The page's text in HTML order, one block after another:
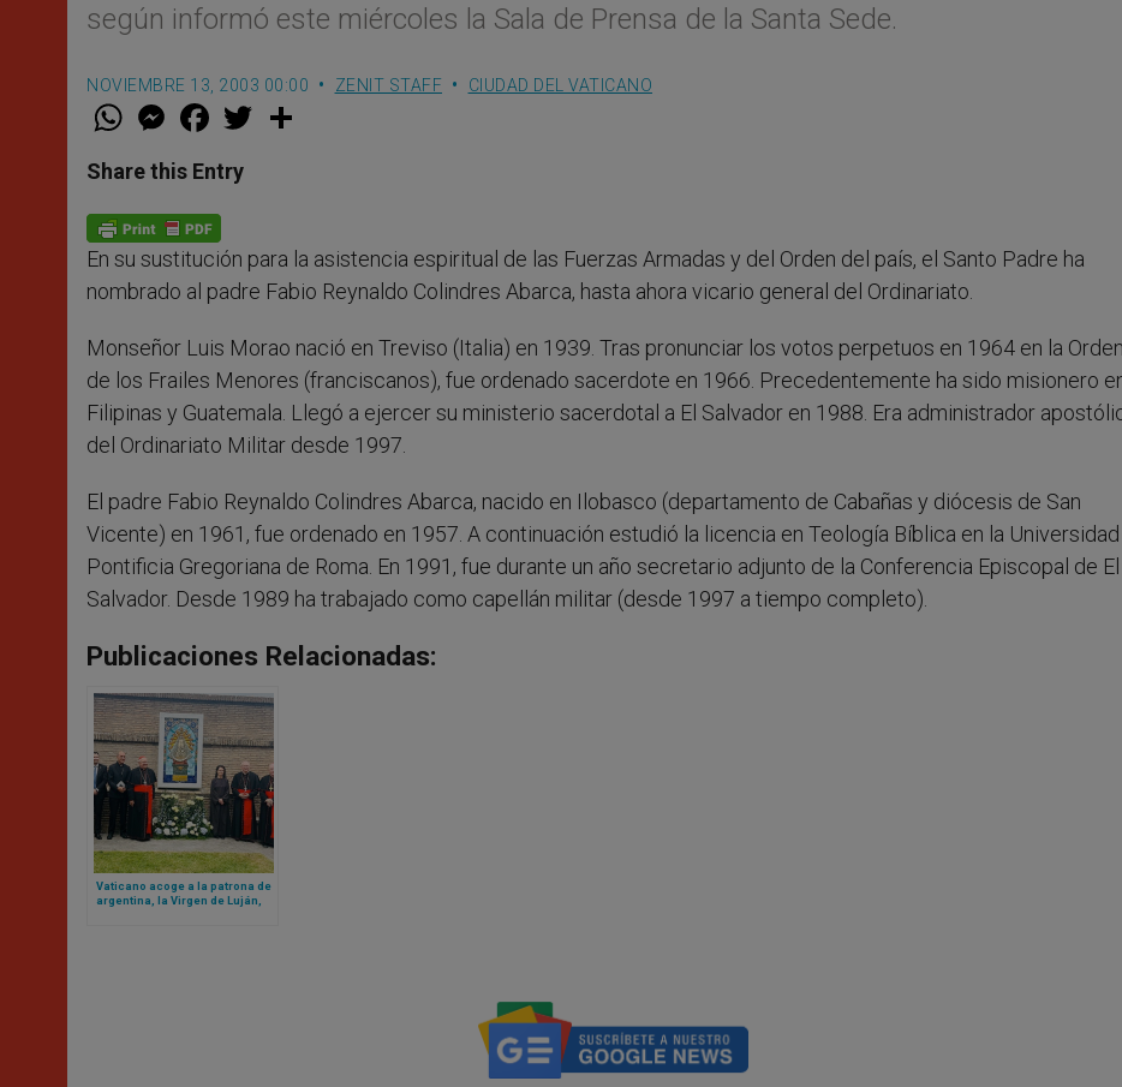
según informó este miércoles la Sala de Prensa de la Santa Sede.
NOVIEMBRE 13, 2003 00:00 ZENIT STAFF CIUDAD DEL VATICANO
W
t
s
p
p
M
e
s
e
g
e
r
F
a
e
b
o
k
w
Share this Entry
En su sustitución para la asistencia espiritual de las Fuerzas Armadas y del Orden del país, el Santo Padre ha
nombrado al padre Fabio Reynaldo Colindres Abarca, hasta ahora vicario general del Ordinariato.
Monseñor Luis Morao nació en Treviso (Italia) en 1939. Tras pronunciar los votos perpetuos en 1964 en la Orden
de los Frailes Menores (franciscanos), fue ordenado sacerdote en 1966. Precedentemente ha sido misionero
Filipinas y Guatemala. Llegó a ejercer su ministerio sacerdotal a El Salvador en 1988. Era administrador
del Ordinariato Militar desde 1997.
El padre Fabio Reynaldo Colindres Abarca, nacido en Ilobasco (departamento de Cabañas y diócesis de San
Vicente) en 1961, fue ordenado en 1957. A continuación estudió la licencia en Teología Bíblica en la Universidad
Pontificia Gregoriana de Roma. En 1991, fue durante un año secretario adjunto de la Conferencia Episcopal de El
Salvador. Desde 1989 ha trabajado como capellán militar (desde 1997 a tiempo completo).
Publicaciones Relacionadas:
Vaticano acoge a la patrona de
argentina, la Virgen de Luján,